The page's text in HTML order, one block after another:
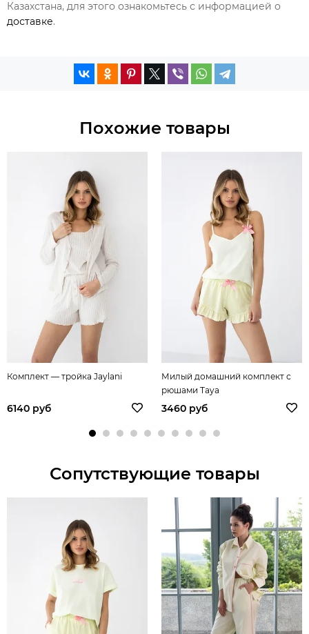
Казахстана, для этого ознакомьтесь с информацией о
доставке.
Похожие товары
Комплект — тройка Jaylani
6140 руб
Милый домашний комплект с
рюшами Taya
3460 руб
Сопутствующие товары